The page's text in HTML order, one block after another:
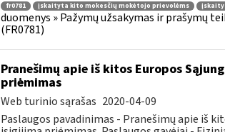
fr0781 įskaityta kito mokesčių mokėtojo prievolėms
duomenys » Pažymų užsakymas ir prašymų
(FR0781)
Pranešimų apie iš kitos Europos
priėmimas
Web turinio sąrašas 2020-04-09
Paslaugos pavadinimas - Pranešimų apie iš